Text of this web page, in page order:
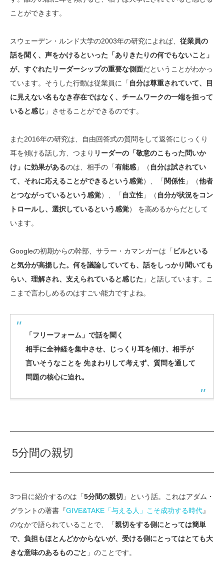
ことができます。
スウェーデン・ルンド大学の2003年の研究によれば、 従業員の
話を聞く、声をかけるといった「ありきたりの何でもないこと」
が、すぐれたリーダーシップの重要な側面だということがわかっ
ています。そうした行動は従業員に「 自分は尊重されていて、目
に見えない名もなき存在ではなく、チームワークの一端を担って
いると感じ 」させることができるのです。
また2016年の研究は、自由回答式の質問をして返答にじっくり
耳を傾ける話し方、つまり リーダーの「敬意のこもった問いか
け」に効果があるのは、相手の「有能感 」（ 自分は試されてい
て、それに応えることができるという感覚）、「 関係性 」（他者
とつながっているという感覚）、「 自立性 」（ 自分が状況をコン
トロールし、選択しているという感覚） を高めるからだとして
います。
Googleの初期からの幹部、サラー・カマンガーは「 ビルといる
と気分が高揚した。何を議論していても、話をしっかり聞いても
らい、理解され、支えられていると感じた 」と話しています。こ
こまで言わしめるのはすごい能力ですよね。
「フリーフォーム」で話を聞く
相手に全神経を集中させ、じっくり耳を傾け、相手が
言いそうなことを 先まわりして考えず、質問を通して
問題の核心に迫れ。
5分間の親切
3つ目に紹介するのは「5分間の親切 」という話。これはアダム・
グラントの著書『GIVE&TAKE「与える人」こそ成功する時代』
のなかで語られていることで、「親切をする側にとっては簡単
で、負担もほとんどかからないが、受ける側にとってはとても大
きな意味のあるものごと 」のことです。